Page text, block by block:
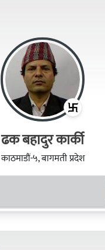
ढक बहादुर कार्की
काठमाडौं-५, बागमती प्रदेश